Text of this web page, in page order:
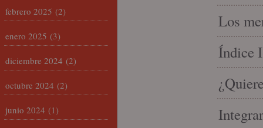
Los
Índice
febrero 2025 (2)
enero 2025 (3)
diciembre 2024 (2)
octubre 2024 (2)
junio 2024 (1)